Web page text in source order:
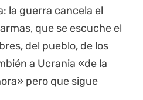
la guerra cancela el
que se escuche el
del pueblo, de los
a Ucrania «de la
pero que sigue